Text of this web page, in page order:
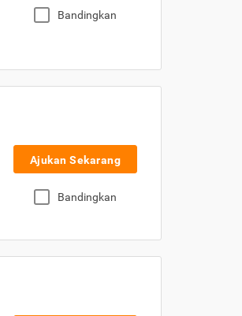
Bandingkan
Ajukan Sekarang
Bandingkan